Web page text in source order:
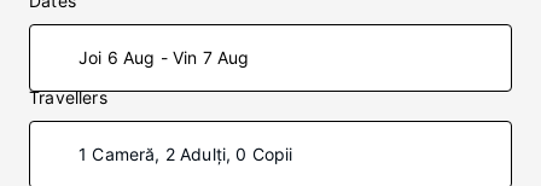
Joi 6 Aug - Vin 7 Aug
Travellers
1 Cameră, 2 Adulți, 0 Copii